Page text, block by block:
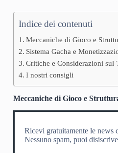
Indice dei contenuti
Meccaniche di Gioco e
Sistema Gacha e
Critiche e Considerazioni sul
I nostri consigli
Meccaniche di Gioco e
Ricevi gratuitamente le news
Nessuno spam, puoi